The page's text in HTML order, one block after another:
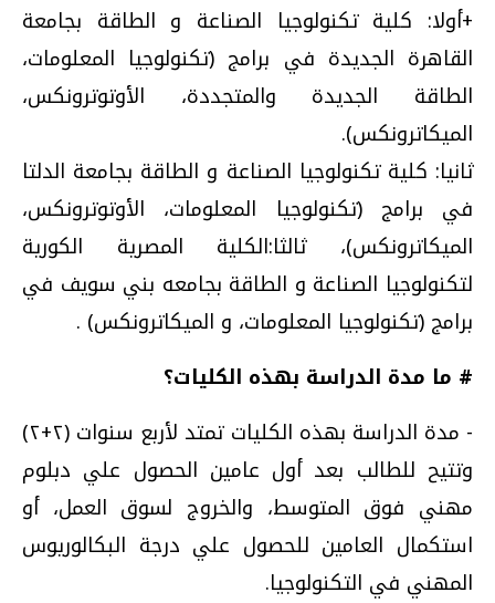
+أولا: كلية تكنولوجيا الصناعة و الطاقة بجامعة
القاهرة الجديدة في برامج (تكنولوجيا المعلومات،
الطاقة الجديدة والمتجددة، الأوتوترونكس،
الميكاترونكس).
ثانيا: كلية تكنولوجيا الصناعة و الطاقة بجامعة الدلتا
في برامج (تكنولوجيا المعلومات، الأوتوترونكس،
الميكاترونكس)، ثالثا:الكلية المصرية الكورية
لتكنولوجيا الصناعة و الطاقة بجامعه بني سويف في
برامج (تكنولوجيا المعلومات، و الميكاترونكس) .
# ما مدة الدراسة بهذه الكليات؟
- مدة الدراسة بهذه الكليات تمتد لأربع سنوات (٢+٢)
وتتيح للطالب بعد أول عامين الحصول علي دبلوم
مهني فوق المتوسط، والخروج لسوق العمل، أو
استكمال العامين للحصول علي درجة البكالوريوس
المهني في التكنولوجيا.